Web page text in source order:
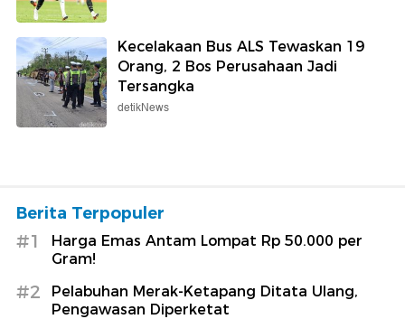
Kecelakaan Bus ALS Tewaskan 19
Orang, 2 Bos Perusahaan Jadi
Tersangka
detikNews
Berita Terpopuler
#1
Harga Emas Antam Lompat Rp 50.000 per
Gram!
#2
Pelabuhan Merak-Ketapang Ditata Ulang,
Pengawasan Diperketat